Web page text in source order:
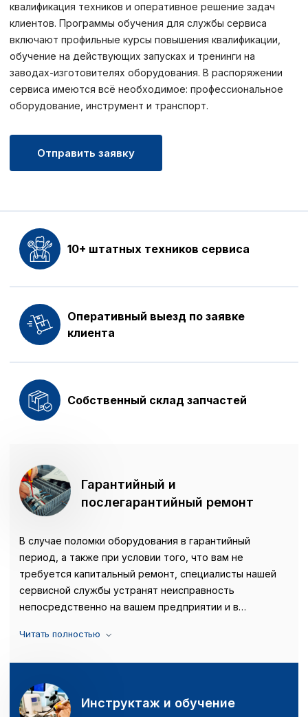
квалификация техников и оперативное решение задач
клиентов. Программы обучения для службы сервиса
включают профильные курсы повышения квалификации,
обучение на действующих запусках и тренинги на
заводах-изготовителях оборудования. В распоряжении
сервиса имеются всё необходимое: профессиональное
оборудование, инструмент и транспорт.
Отправить заявку
10+ штатных техников сервиса
Оперативный выезд по заявке
клиента
Собственный склад запчастей
Гарантийный и
послегарантийный ремонт
В случае поломки оборудования в гарантийный
период, а также при условии того, что вам не
требуется капитальный ремонт, специалисты нашей
сервисной службы устранят неисправность
непосредственно на вашем предприятии и в
осуществляет капитальный ремонт оборудования, как
Инструктаж и обучение